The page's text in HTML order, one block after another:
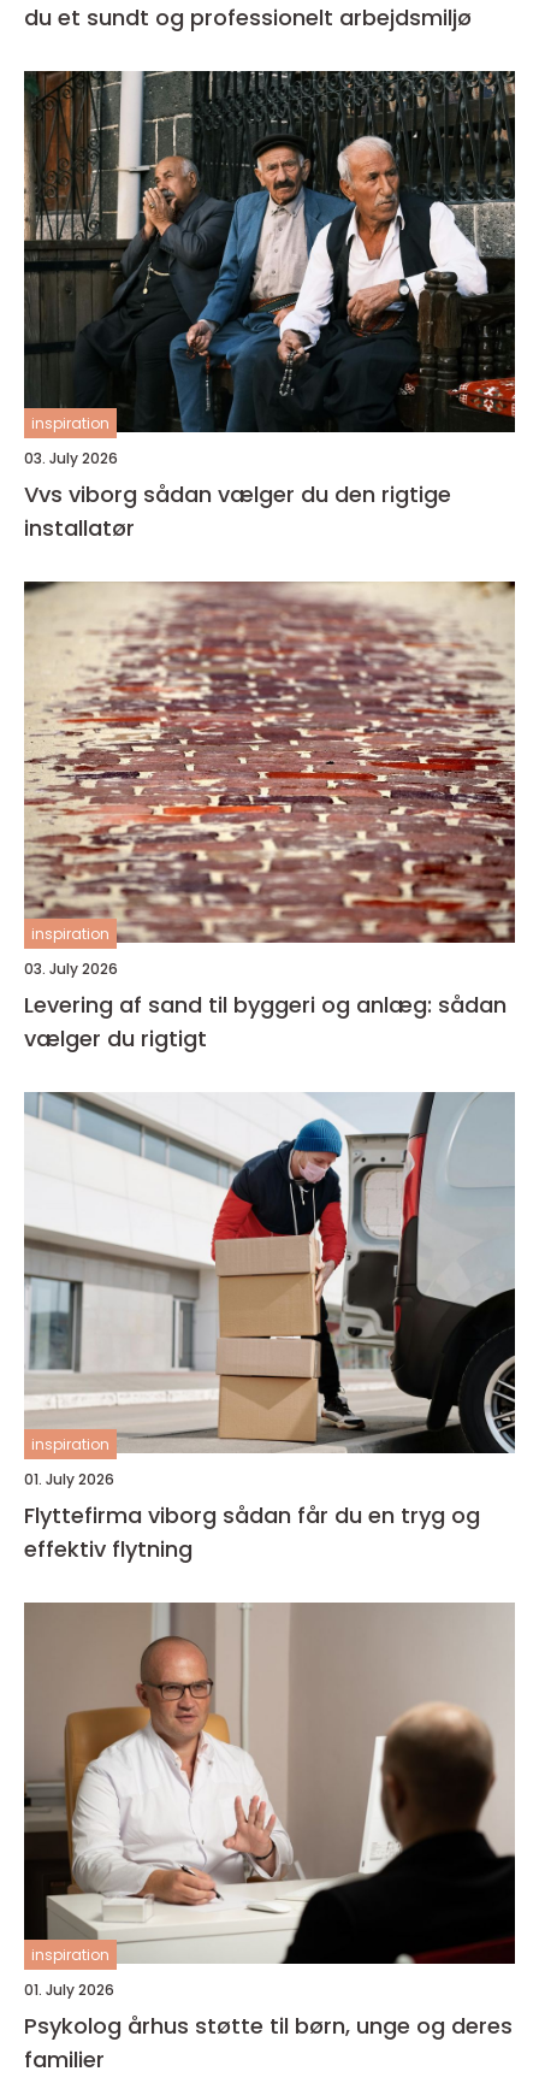
du et sundt og professionelt arbejdsmiljø
inspiration
03. July 2026
Vvs viborg sådan vælger du den rigtige
installatør
inspiration
03. July 2026
Levering af sand til byggeri og anlæg: sådan
vælger du rigtigt
inspiration
01. July 2026
Flyttefirma viborg sådan får du en tryg og
effektiv flytning
inspiration
01. July 2026
Psykolog århus støtte til børn, unge og deres
familier